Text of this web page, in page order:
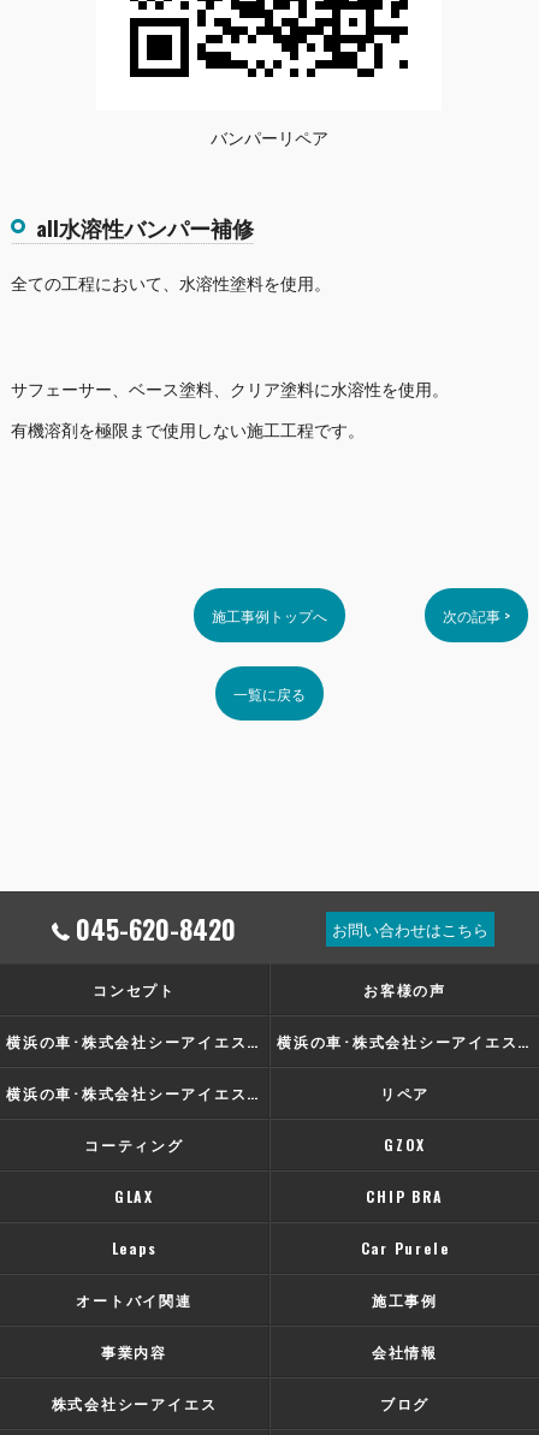
バンパーリペア
all水溶性バンパー補修
全ての工程において、水溶性塗料を使用。
サフェーサー、ベース塗料、クリア塗料に水溶性を使用。
有機溶剤を極限まで使用しない施工工程です。
施工事例トップへ 次の記事 >
一覧に戻る
045-620-8420 お問い合わせはこちら
コンセプト お客様の声
横浜の車･株式会社シーアイエスの口コミ情報 横浜の車･株式会社シーアイエスの評判
横浜の車･株式会社シーアイエスのお客様の声 リペア
コーティング GZOX
GLAX CHIP BRA
Leaps Car Purele
オートバイ関連 施工事例
事業内容 会社情報
株式会社シーアイエス ブログ